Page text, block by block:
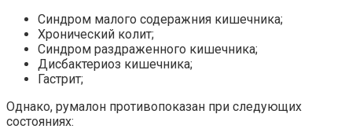
Синдром малого содеражния кишечника;
Хронический колит;
Синдром раздраженного кишечника;
Дисбактериоз кишечника;
Гастрит;
Однако, румалон противопоказан при следующих
состояниях: